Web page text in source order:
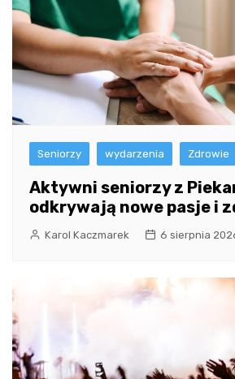
Seniorzy wydarzenia Zdrowie
Aktywni seniorzy z
odkrywają nowe pasje i
Karol Kaczmarek 6 sierpnia